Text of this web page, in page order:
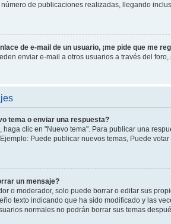
de publicaciones realizadas, llegando
de e-mail de un usuario, ¡me pide que me
enviar e-mail a otros usuarios a través del
tema o enviar una respuesta?
haga clic en "Nuevo tema". Para publicar una
Puede publicar nuevos temas, Puede
un mensaje?
o moderador, solo puede borrar o editar sus
texto indicando que ha sido modificado y las
normales no podrán borrar sus temas